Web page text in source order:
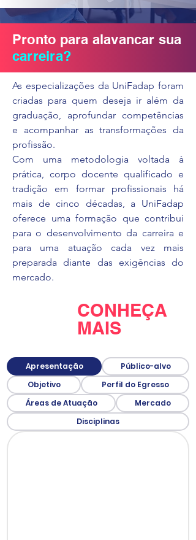
Pronto para alavancar sua
carreira?
As especializações da UniFadap foram
criadas para quem deseja ir além da
graduação, aprofundar competências
e acompanhar as transformações da
profissão.
Com uma metodologia voltada à
prática, corpo docente qualificado e
tradição em formar profissionais há
mais de cinco décadas, a UniFadap
oferece uma formação que contribui
para o desenvolvimento da carreira e
para uma atuação cada vez mais
preparada diante das exigências do
mercado.
CONHEÇA
MAIS
Apresentação
Público-alvo
Objetivo
Perfil do Egresso
Áreas de Atuação
Mercado
Disciplinas